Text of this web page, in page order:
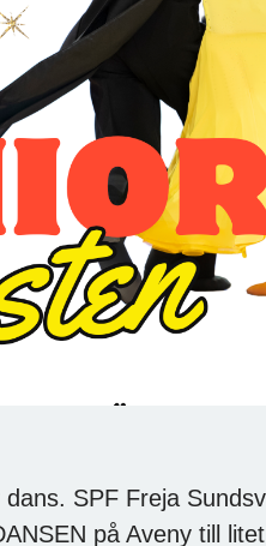
SPF Freja
på Aveny till